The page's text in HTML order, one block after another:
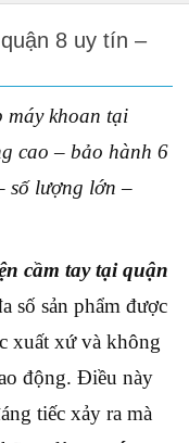
8 uy tín –
máy khoan tại
cao – bảo hành 6
số lượng lớn –
cầm tay tại quận
số sản phẩm được
xuất xứ và không
động. Điều này
tiếc xảy ra mà